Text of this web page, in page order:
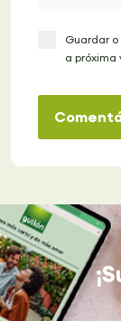
Guardar
a próxima